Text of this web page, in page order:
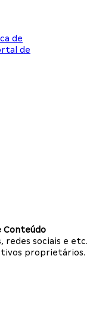
de
de
Conteúdo
redes sociais e etc.
proprietários.